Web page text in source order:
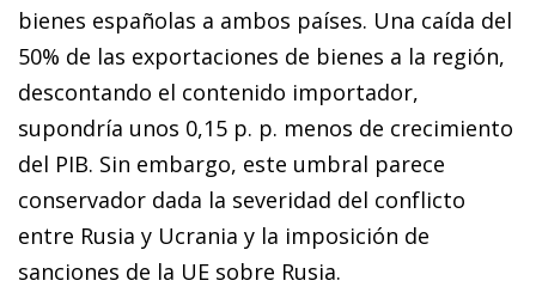
bienes españolas a ambos países. Una caída del
50% de las exportaciones de bienes a la región,
descontando el contenido importador,
supondría unos 0,15 p. p. menos de crecimiento
del PIB. Sin embargo, este umbral parece
conservador dada la severidad del conflicto
entre Rusia y Ucrania y la imposición de
sanciones de la UE sobre Rusia.